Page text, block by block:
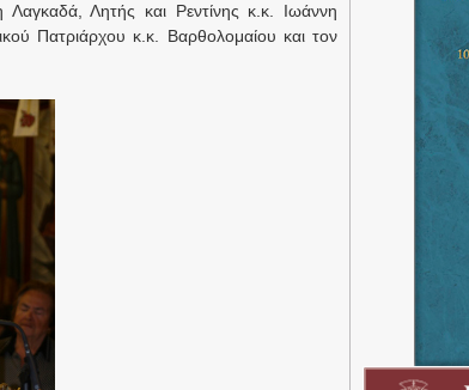
Λητής και Ρεντίνης κ.κ. Ιωάννη
Πατριάρχου κ.κ. Βαρθολομαίου και τον